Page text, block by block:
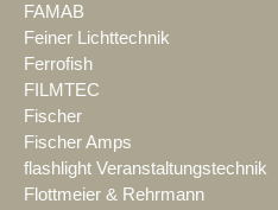
FAMAB
Feiner Lichttechnik
Ferrofish
FILMTEC
Fischer
Fischer Amps
flashlight Veranstaltungstechnik
Flottmeier & Rehrmann